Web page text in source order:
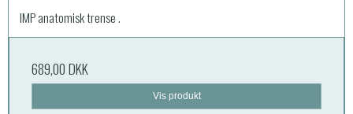
IMP anatomisk trense .
689,00 DKK
Vis produkt